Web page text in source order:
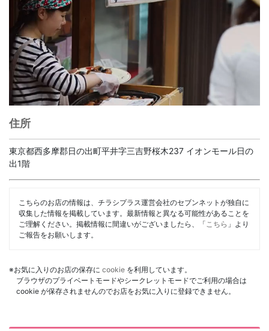
住所
東京都西多摩郡日の出町平井字三吉野桜木237 イオンモール日の
出1階
こちらのお店の情報は、チラシプラス運営会社のセブンネットが独自に
収集した情報を掲載しています。最新情報と異なる可能性があることを
ご理解ください。掲載情報に間違いがございましたら、「 こちら 」より
ご報告をお願いします。
※お気に入りのお店の保存に cookie を利用しています。
ブラウザのプライベートモードやシークレットモードでご利用の場合は
cookie が保存されませんのでお店をお気に入りに登録できません。